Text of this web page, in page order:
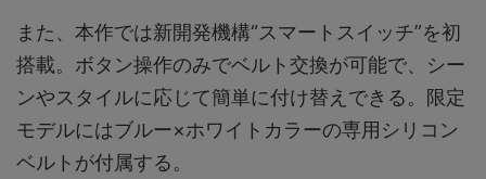
また、本作では新開発機構“スマートスイッチ”を初
搭載。ボタン操作のみでベルト交換が可能で、シー
ンやスタイルに応じて簡単に付け替えできる。限定
モデルにはブルー×ホワイトカラーの専用シリコン
ベルトが付属する。